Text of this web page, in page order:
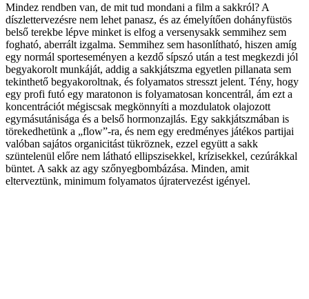
Mindez rendben van, de mit tud mondani a film a sakkról? A
díszlettervezésre nem lehet panasz, és az émelyítően dohányfüstös
belső terekbe lépve minket is elfog a versenysakk semmihez sem
fogható, aberrált izgalma. Semmihez sem hasonlítható, hiszen amíg
egy normál sporteseményen a kezdő sípszó után a test megkezdi jól
begyakorolt munkáját, addig a sakkjátszma egyetlen pillanata sem
tekinthető begyakoroltnak, és folyamatos stresszt jelent. Tény, hogy
egy profi futó egy maratonon is folyamatosan koncentrál, ám ezt a
koncentrációt mégiscsak megkönnyíti a mozdulatok olajozott
egymásutánisága és a belső hormonzajlás. Egy sakkjátszmában is
törekedhetünk a „flow”-ra, és nem egy eredményes játékos partijai
valóban sajátos organicitást tükröznek, ezzel együtt a sakk
szüntelenül előre nem látható ellipszisekkel, krízisekkel, cezúrákkal
büntet. A sakk az agy szőnyegbombázása. Minden, amit
elterveztünk, minimum folyamatos újratervezést igényel.